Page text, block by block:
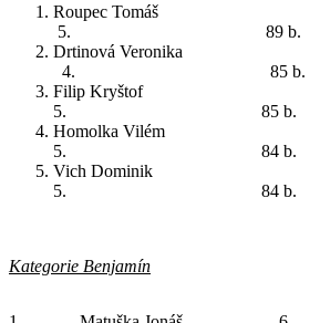
Roupec Tomáš
5. 89 b.
Drtinová Veronika
4. 85 b.
Filip Kryštof
5. 85 b.
Homolka Vilém
5. 84 b.
Vich Dominik
5. 84 b.
Kategorie Benjamín